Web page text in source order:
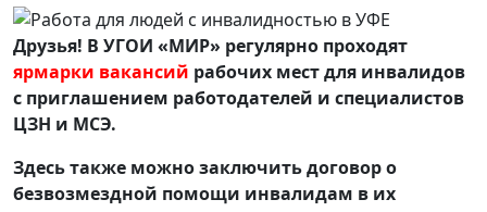
Друзья! В УГОИ «МИР» регулярно проходят
ярмарки вакансий рабочих мест для инвалидов
с приглашением работодателей и специалистов
ЦЗН и МСЭ.
Здесь также можно заключить договор о
безвозмездной помощи инвалидам в их